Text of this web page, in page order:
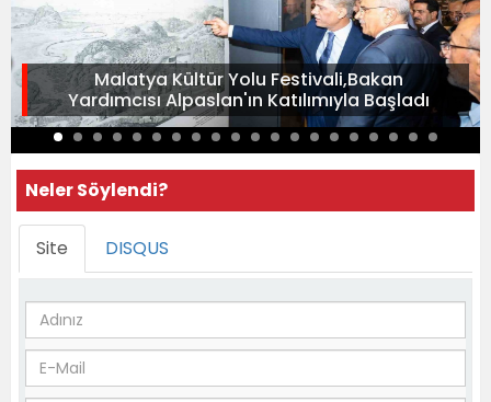
Malatya Kültür Yolu Festivali,Bakan
Yardımcısı Alpaslan'ın Katılımıyla Başladı
Neler Söylendi?
Site DISQUS